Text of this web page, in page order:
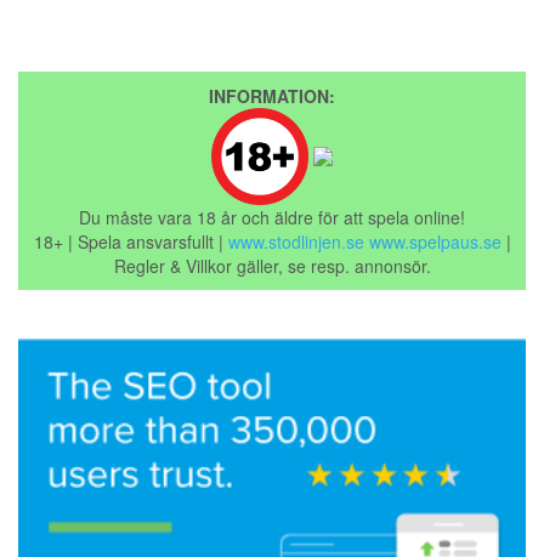
INFORMATION:
Du måste vara 18 år och äldre för att spela online!
18+ | Spela ansvarsfullt | www.stodlinjen.se www.spelpaus.se |
Regler & Villkor gäller, se resp. annonsör.